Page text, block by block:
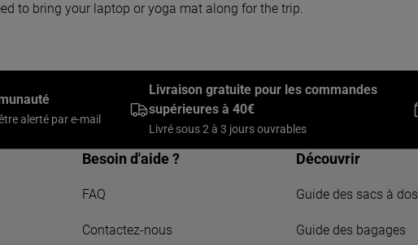
to bring your laptop or yoga mat along for the trip.
alerté par e-mail
Livraison gratuite pour les commandes
supérieures à 40€
Livré sous 2 à 3 jours ouvrables
Besoin d'aide ?
FAQ
Contactez-nous
Découvrir
Guide des sacs à dos
Guide des bagages